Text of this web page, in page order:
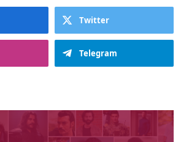
Twitter
Telegram